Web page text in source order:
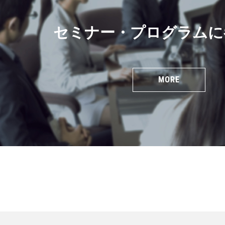
セミナー・プログラム
MORE